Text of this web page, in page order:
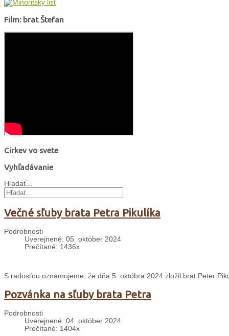
Film: brat Štefan
Cirkev vo svete
Vyhľadávanie
Hľadať...
Večné sľuby brata Petra Pikulíka
Podrobnosti
Uverejnené: 05. október 2024
Prečítané: 1436x
S radosťou oznamujeme, že dňa 5. októbra 2024 zložil brat Peter
Pozvánka na sľuby brata Petra
Podrobnosti
Uverejnené: 04. október 2024
Prečítané: 1404x